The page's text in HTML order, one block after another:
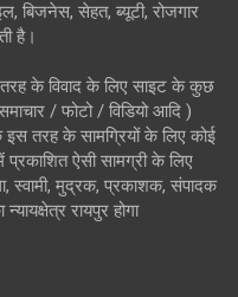
बिजनेस, सेहत, ब्यूटी, रोजगार
है।
के विवाद के लिए साइट के कुछ
/ फोटो / विडियो आदि )
इस तरह के सामग्रियों के लिए कोई
प्रकाशित ऐसी सामग्री के लिए
स्वामी, मुद्रक, प्रकाशक, संपादक
रायपुर होगा